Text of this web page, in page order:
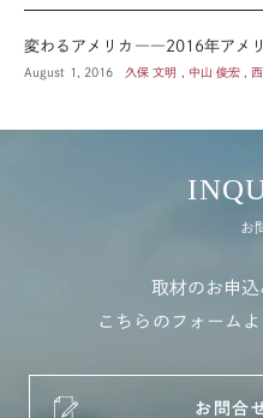
変わるアメリカ――2016年アメリ
August 1, 2016 久保 文明 , 中山 俊宏 ,
お
取材のお申
こちらのフォーム
お問合